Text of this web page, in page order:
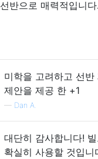
선반으로 매력적입니다.
미학을 고려하고 선
제안을 제공 한 +1
— Dan A.
대단히 감사합니다!
확실히 사용할 것입니